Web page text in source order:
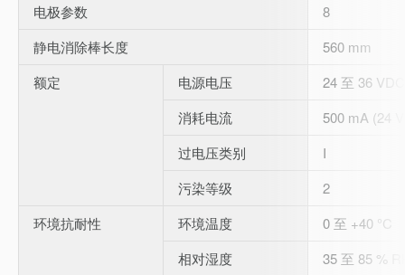
电极参数
8
静电消除棒长度
560 mm
额定
电源电压
24 至 36
消耗电流
500 mA (24
过电压类别
I
污染等级
2
环境抗耐性
环境温度
0 至 +40 °C
相对湿度
35 至 85 %